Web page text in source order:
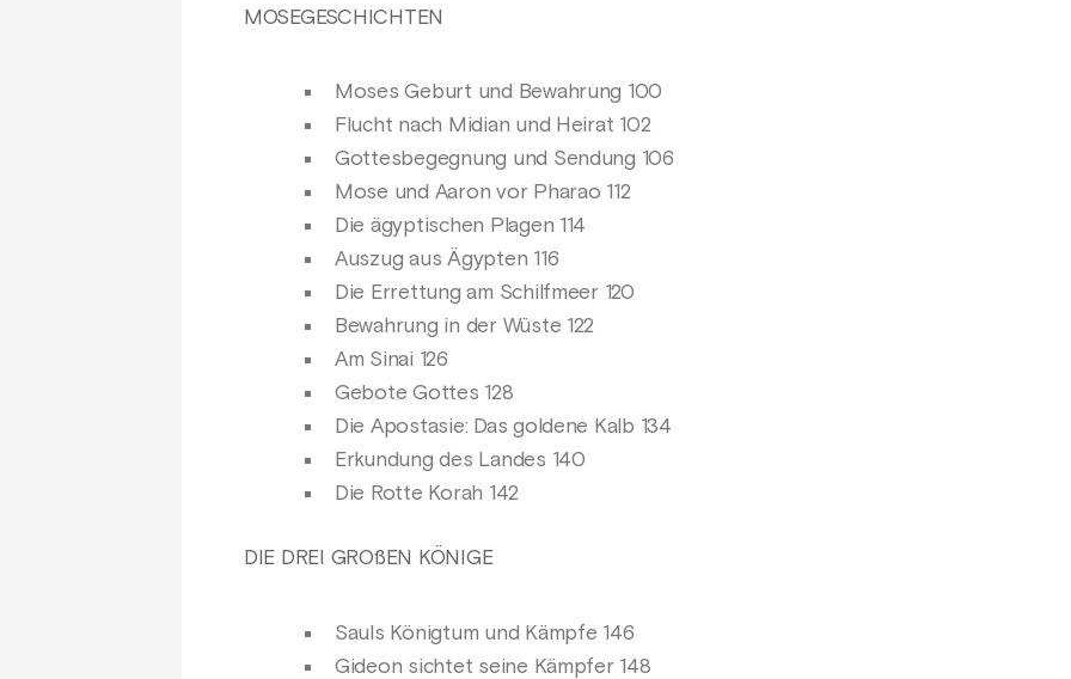
MOSEGESCHICHTEN
Moses Geburt und Bewahrung 100
Flucht nach Midian und Heirat 102
Gottesbegegnung und Sendung 106
Mose und Aaron vor Pharao 112
Die ägyptischen Plagen 114
Auszug aus Ägypten 116
Die Errettung am Schilfmeer 120
Bewahrung in der Wüste 122
Am Sinai 126
Gebote Gottes 128
Die Apostasie: Das goldene Kalb 134
Erkundung des Landes 140
Die Rotte Korah 142
DIE DREI GROßEN KÖNIGE
Sauls Königtum und Kämpfe 146
Gideon sichtet seine Kämpfer 148